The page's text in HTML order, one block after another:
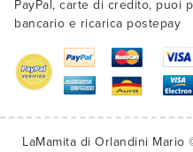
PayPal, carte di credito, puoi
bancario e ricarica postepay
LaMamita di Orlandini Mario